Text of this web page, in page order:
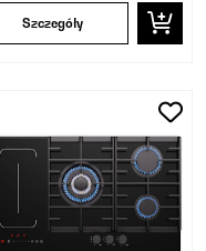
Szczegóły